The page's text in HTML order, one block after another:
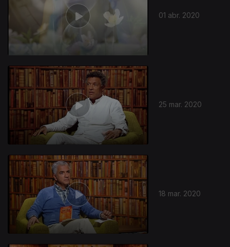
01 abr. 2020
25 mar. 2020
18 mar. 2020